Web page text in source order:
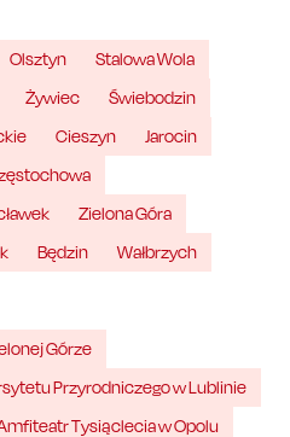
Olsztyn
Stalowa Wola
Żywiec
Świebodzin
Cieszyn
Jarocin
Zielona Góra
Będzin
Wałbrzych
Górze
Przyrodniczego w Lublinie
Tysiąclecia w Opolu